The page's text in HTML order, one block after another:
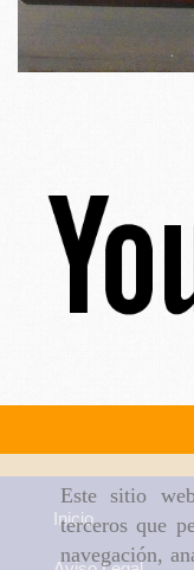
Este sitio
terceros que
navegación,
Inicio